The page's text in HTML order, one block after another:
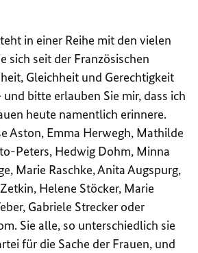
in einer Reihe mit den vielen
sich seit der Französischen
Gleichheit und Gerechtigkeit
bitte erlauben Sie mir, dass ich
heute namentlich erinnere.
Aston, Emma Herwegh, Mathilde
Peters, Hedwig Dohm, Minna
Marie Raschke, Anita Augspurg,
Helene Stöcker, Marie
Gabriele Strecker oder
Sie alle, so unterschiedlich sie
für die Sache der Frauen, und